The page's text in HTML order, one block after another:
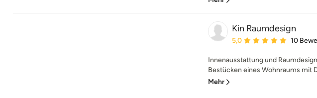
Kin Raumdesign
Durchschnittliche
5,0 10
Innenausstattung und
Bestücken eines Wohnraums mit
Mehr